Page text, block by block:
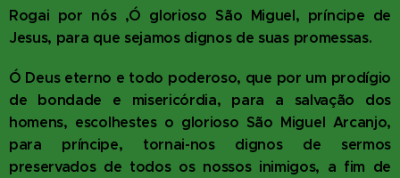
Rogai por nós ,Ó glorioso São Miguel, príncipe de
Jesus, para que sejamos dignos de suas promessas.
Ó Deus eterno e todo poderoso, que por um prodígio
de bondade e misericórdia, para a salvação dos
homens, escolhestes o glorioso São Miguel Arcanjo,
para príncipe, tornai-nos dignos de sermos
preservados de todos os nossos inimigos, a fim de